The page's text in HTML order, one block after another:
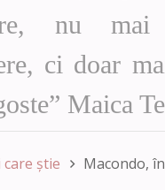
nu mai
ci doar
Maica
care știe Macondo,